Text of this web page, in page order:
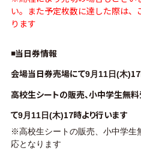
ス
リ
ン
グ・
ノ
い。 また予定枚数に達した際は
ります
◾️当日券情報
会場当日券売場にて9月11日(木)
高校生シートの販売、小中学生無
て9月11日(木)17時より行います
※高校生シートの販売、小中学生
応となります